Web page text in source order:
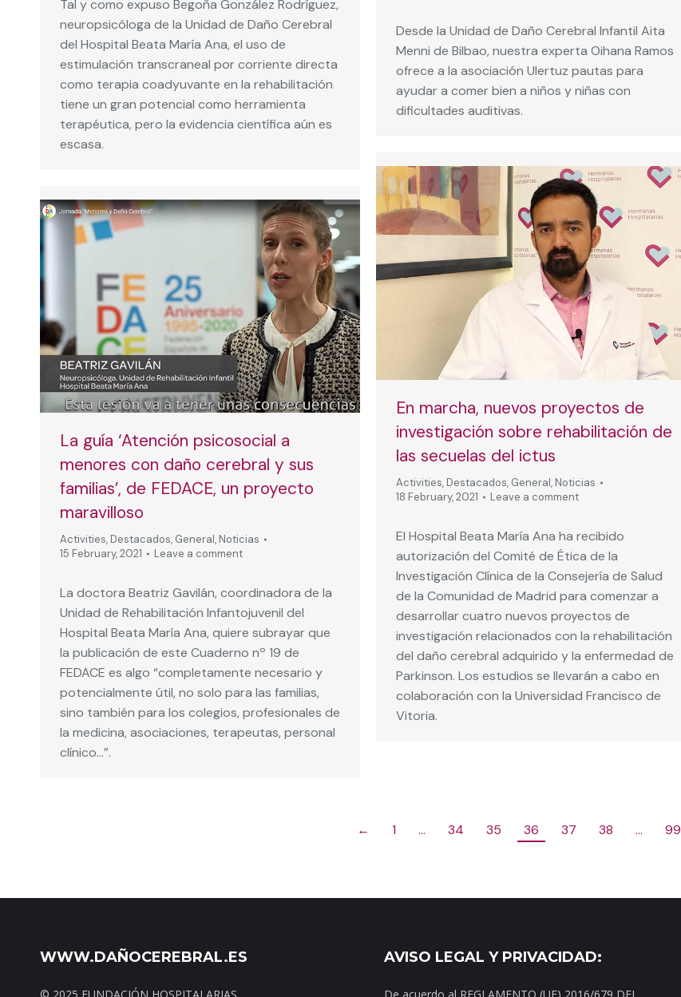
Tal y como expuso Begoña González Rodríguez,
neuropsicóloga de la Unidad de Daño Cerebral
del Hospital Beata María Ana, el uso de
estimulación transcraneal por corriente directa
como terapia coadyuvante en la rehabilitación
tiene un gran potencial como herramienta
terapéutica, pero la evidencia científica aún es
escasa.
Desde la Unidad de Daño Cerebral Infantil Aita
Menni de Bilbao, nuestra experta Oihana Ramos
ofrece a la asociación Ulertuz pautas para
ayudar a comer bien a niños y niñas con
dificultades auditivas.
En marcha, nuevos proyectos de
investigación sobre rehabilitación de
las secuelas del ictus
Activities, Destacados, General, Noticias
18 February, 2021
Leave a comment
El Hospital Beata María Ana ha recibido
autorización del Comité de Ética de la
Investigación Clínica de la Consejería de Salud
de la Comunidad de Madrid para comenzar a
desarrollar cuatro nuevos proyectos de
investigación relacionados con la rehabilitación
del daño cerebral adquirido y la enfermedad de
Parkinson. Los estudios se llevarán a cabo en
colaboración con la Universidad Francisco de
Vitoria.
La guía ‘Atención psicosocial a
menores con daño cerebral y sus
familias’, de FEDACE, un proyecto
maravilloso
Activities, Destacados, General, Noticias
15 February, 2021
Leave a comment
La doctora Beatriz Gavilán, coordinadora de la
Unidad de Rehabilitación Infantojuvenil del
Hospital Beata María Ana, quiere subrayar que
la publicación de este Cuaderno nº 19 de
FEDACE es algo “completamente necesario y
potencialmente útil, no solo para las familias,
sino también para los colegios, profesionales de
la medicina, asociaciones, terapeutas, personal
clínico…”.
← 1 … 34 35 36 37 38 … 99
WWW.DAÑOCEREBRAL.ES AVISO LEGAL Y PRIVACIDAD: